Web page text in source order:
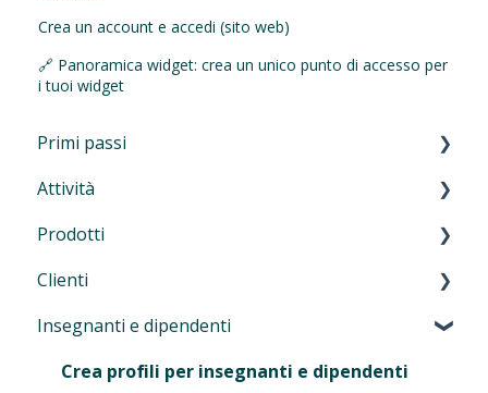
Crea un account e accedi (sito web)
🔗 Panoramica widget: crea un unico punto di accesso per
i tuoi widget
Primi passi
Primi passi
Navigazione nel manager
Autenticazione a più fattori (MFA)
Eversports Manager sul tuo telefono
Informazioni per i tuoi clienti
Attività
Introduzione alle attività
Lezioni e allenamenti
Corsi, workshop, eventi, camp, ritiri e
Prodotti
Introduzione
Carnet e abbonamenti
Contratti
Clienti
Introduzione
Gestione clienti
Insegnanti e dipendenti
Crea profili per insegnanti e dipendenti